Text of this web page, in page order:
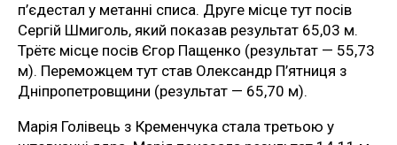
п’єдестал у метанні списа. Друге місце тут посів
Сергій Шмиголь, який показав результат 65,03 м.
Трётє місце посів Єгор Пащенко (результат — 55,73
м). Переможцем тут став Олександр П’ятниця з
Дніпропетровщини (результат — 65,70 м).
Марія Голівець з Кременчука стала третьою у